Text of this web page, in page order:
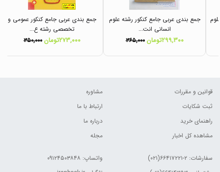
جمع بندی عربی جامع کنکور رشته علوم
انسانی انت...
۲۹۹,۳۰۰تومان ۳۶۵,۰۰۰
جمع بندی عربی جامع کنکور عمومی و
تخصصی رشته ع...
۲۷۳,۰۰۰تومان ۳۵۰,۰۰۰
قوانین و مقررات
ثبت شکایات
راهنمای خرید
مشاهده کل اخبار
مشاوره
ارتباط با ما
درباره ما
مجله
سفارشات: ۲-۶۶۴۱۷۲۲۱(۰۲۱)
واتساپ: ۰۹۱۲۴۵۰۳۸۴۸